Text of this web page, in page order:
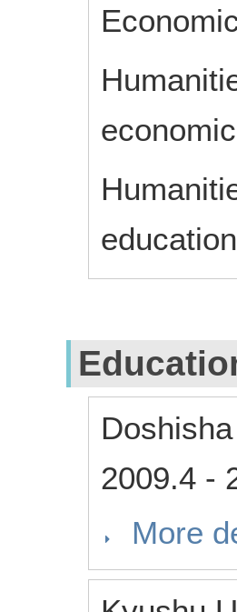
education
2009.4 -
More